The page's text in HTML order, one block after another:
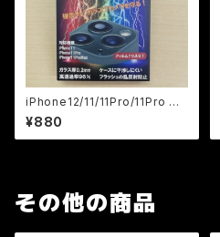
iPhone12/11/11Pro/11Pro Ma
x用ｶﾒﾗﾌﾟﾛﾃｸﾀｰ鎧 ｽﾍﾟｰｽｸﾞﾚｲ
¥880
その他の商品